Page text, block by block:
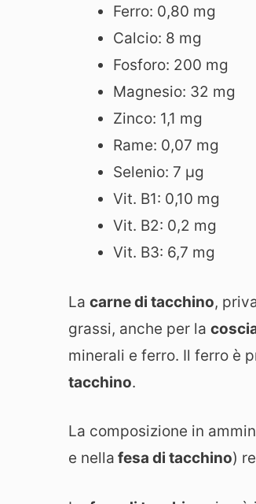
Ferro: 0,80 mg
Calcio: 8 mg
Fosforo: 200 mg
Magnesio: 32 mg
Zinco: 1,1 mg
Rame: 0,07 mg
Selenio: 7 µg
Vit. B1: 0,10 mg
Vit. B2: 0,2 mg
Vit. B3: 6,7 mg
La carne di tacchino,
grassi, anche per la
minerali e ferro. Il ferro è
tacchino.
La composizione in
e nella fesa di tacchino)